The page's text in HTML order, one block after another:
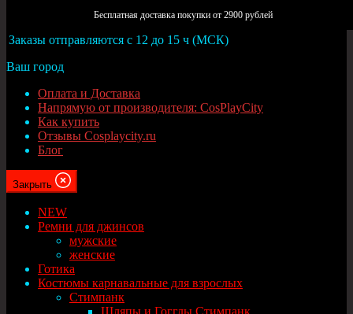
Бесплатная доставка покупки от 2900 рублей
Заказы отправляются с 12 до 15 ч (МСК)
Ваш город
Оплата и Доставка
Напрямую от производителя: CosPlayCity
Как купить
Отзывы Cosplaycity.ru
Блог
Закрыть
NEW
Ремни для джинсов
мужские
женские
Готика
Костюмы карнавальные для взрослых
Стимпанк
Шляпы и Гогглы Стимпанк